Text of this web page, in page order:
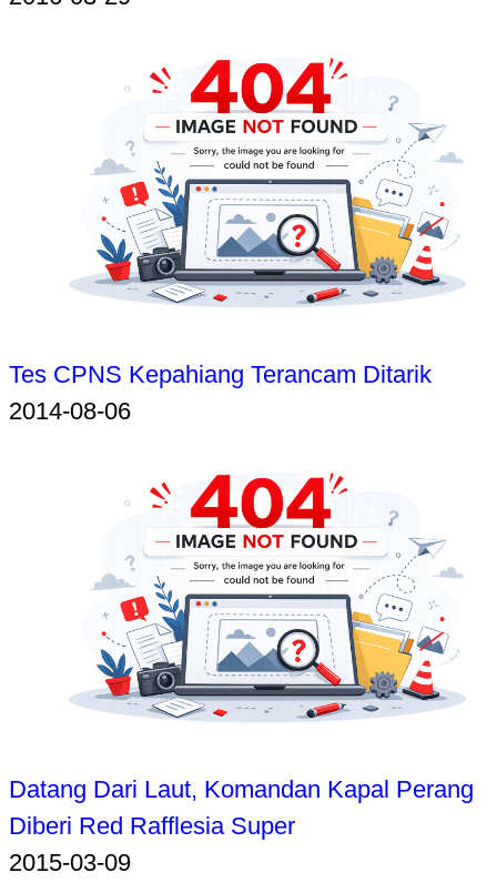
Tes CPNS Kepahiang Terancam Ditarik
2014-08-06
Datang Dari Laut, Komandan Kapal Perang
Diberi Red Rafflesia Super
2015-03-09